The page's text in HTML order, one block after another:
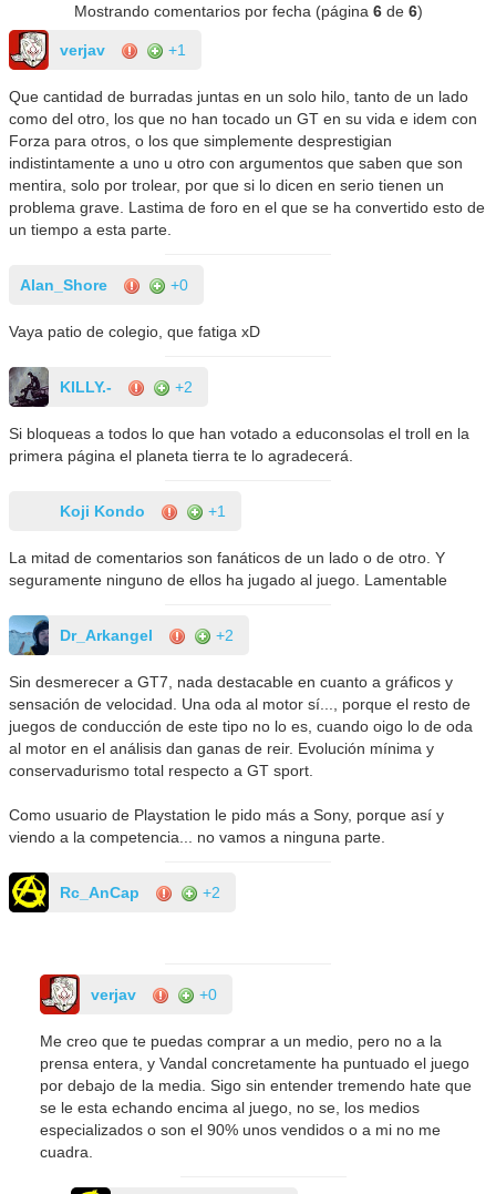
Mostrando comentarios por fecha (página 6de 6)
verjav +1
Que cantidad de burradas juntas en un solo hilo, tanto de un lado
como del otro, los que no han tocado un GT en su vida e idem con
Forza para otros, o los que simplemente desprestigian
indistintamente a uno u otro con argumentos que saben que son
mentira, solo por trolear, por que si lo dicen en serio tienen un
problema grave. Lastima de foro en el que se ha convertido esto de
un tiempo a esta parte.
Alan_Shore +0
Vaya patio de colegio, que fatiga xD
KILLY.- +2
Si bloqueas a todos lo que han votado a educonsolas el troll en la
primera página el planeta tierra te lo agradecerá.
Koji Kondo +1
La mitad de comentarios son fanáticos de un lado o de otro. Y
seguramente ninguno de ellos ha jugado al juego. Lamentable
Dr_Arkangel +2
Sin desmerecer a GT7, nada destacable en cuanto a gráficos y
sensación de velocidad. Una oda al motor sí..., porque el resto de
juegos de conducción de este tipo no lo es, cuando oigo lo de oda
al motor en el análisis dan ganas de reir. Evolución mínima y
conservadurismo total respecto a GT sport.
Como usuario de Playstation le pido más a Sony, porque así y
viendo a la competencia... no vamos a ninguna parte.
Rc_AnCap +2
verjav +0
Me creo que te puedas comprar a un medio, pero no a la
prensa entera, y Vandal concretamente ha puntuado el juego
por debajo de la media. Sigo sin entender tremendo hate que
se le esta echando encima al juego, no se, los medios
especializados o son el 90% unos vendidos o a mi no me
cuadra.